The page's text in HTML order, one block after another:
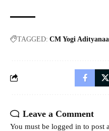
TAGGED: CM Yogi
Leave a Comment
You must be logged in to post